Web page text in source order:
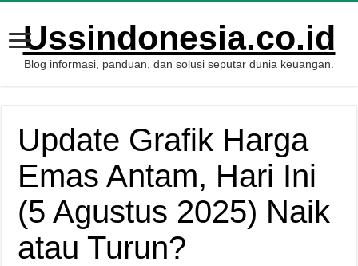
Ussindonesia.co.id
Blog informasi, panduan, dan solusi seputar dunia keuangan.
Update Grafik Harga
Emas Antam, Hari Ini
(5 Agustus 2025) Naik
atau Turun?